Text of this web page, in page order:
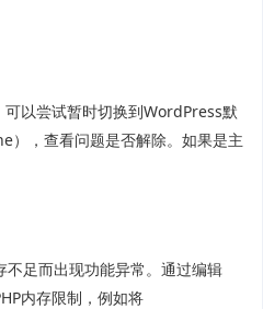
以尝试暂时切换到WordPress默
，查看问题是否解除。如果是主
足而出现功能异常。通过编辑
内存限制，例如将